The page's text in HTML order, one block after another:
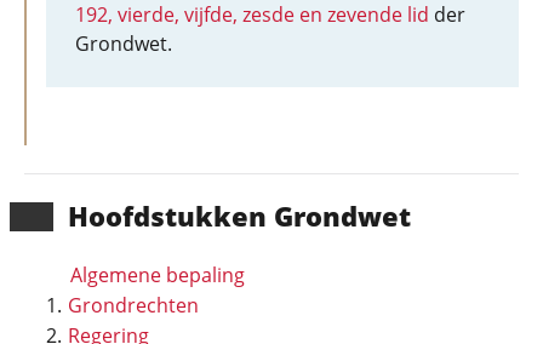
Hoofd­stukken Grondwet
Algemene bepaling
Grondrechten
Regering
192, vierde, vijfde, zesde en zevende lid der
Grondwet.